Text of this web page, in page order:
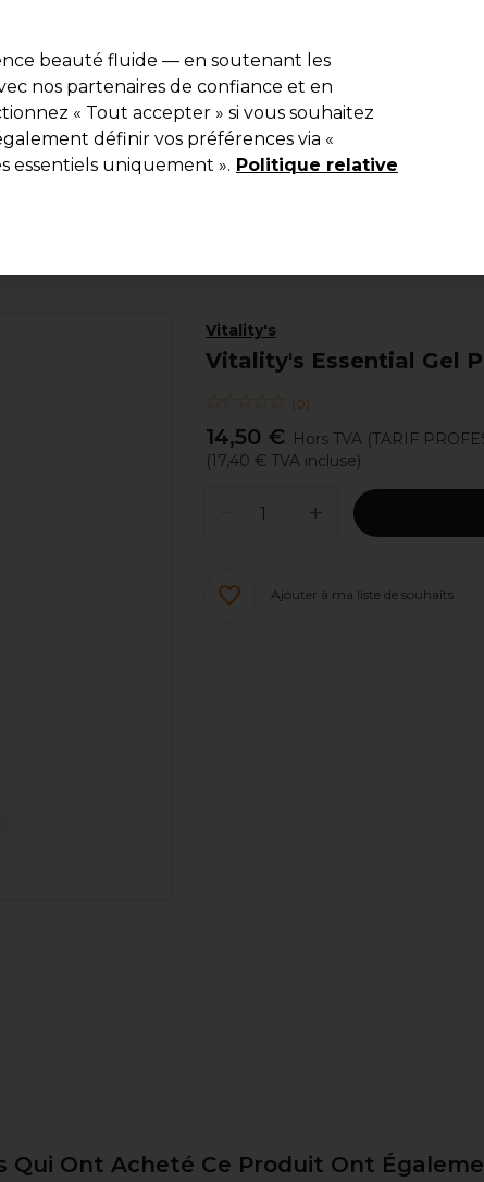
Rechercher
de salon Beauté Hommes Les
Vitality's
Vitality's Essential Gel
(0)
14,50 € Hors TVA (TARIF
(17,40 € TVA incluse)
Ajouter à ma liste de souhaits
Qui Ont Acheté Ce Produit Ont
beauté fluide — en soutenant les
nos partenaires de confiance et en
« Tout accepter » si vous souhaitez
définir vos préférences via «
essentiels uniquement ». Politique relative